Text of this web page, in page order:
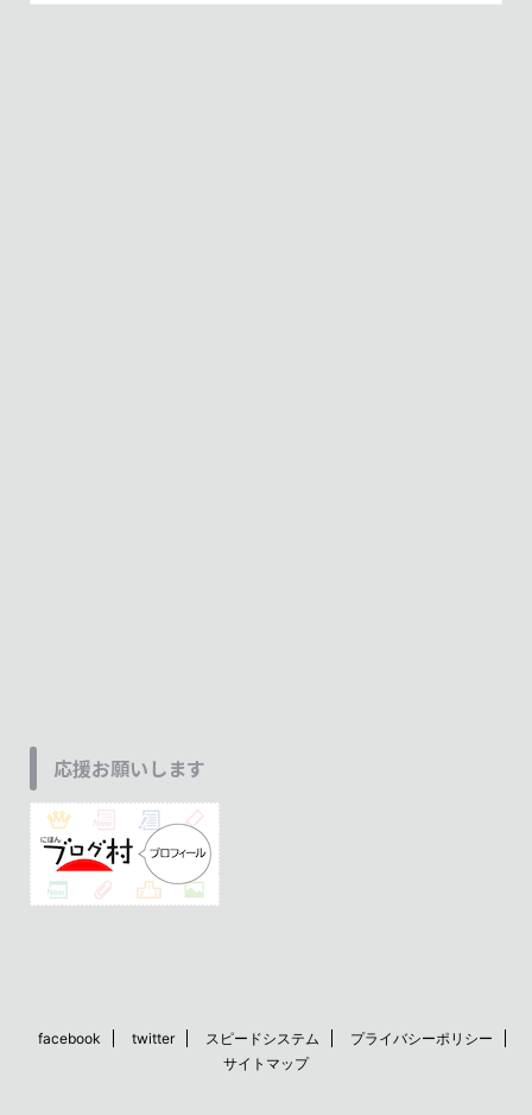
応援お願いします
facebook twitter スピードシステム
プライバシーポリシー
サイトマップ